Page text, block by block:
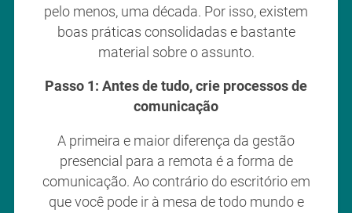
pelo menos, uma década. Por isso, existem
boas práticas consolidadas e bastante
material sobre o assunto.
Passo 1: Antes de tudo, crie processos de
comunicação
A primeira e maior diferença da gestão
presencial para a remota é a forma de
comunicação. Ao contrário do escritório em
que você pode ir à mesa de todo mundo e